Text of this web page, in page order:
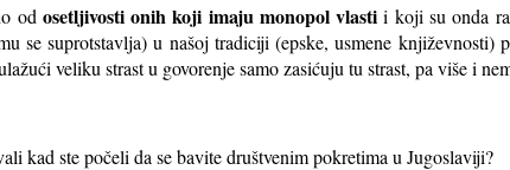
od osetljivosti onih koji imaju monopol vlasti i koji su onda
se suprotstavlja) u našoj tradiciji (epske, usmene
veliku strast u govorenje samo zasićuju tu strast, pa više i
kad ste počeli da se bavite društvenim pokretima u Jugoslaviji?